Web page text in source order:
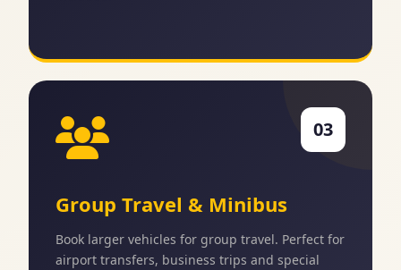
03
Group Travel & Minibus
Book larger vehicles for group travel. Perfect for
airport transfers, business trips and special